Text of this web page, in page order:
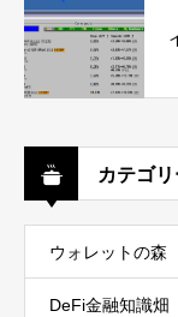
カテゴ
ウォレットの森
DeFi金融知識畑